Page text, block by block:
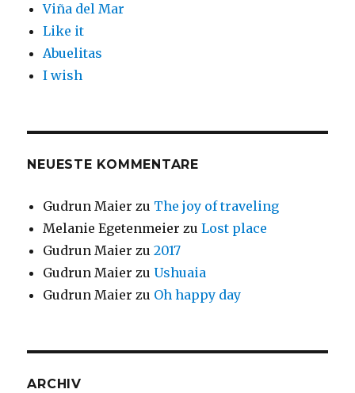
Viña del Mar
Like it
Abuelitas
I wish
NEUESTE KOMMENTARE
Gudrun Maier zu The joy of traveling
Melanie Egetenmeier zuLost place
Gudrun Maier zu2017
Gudrun Maier zuUshuaia
Gudrun Maier zu Oh happy day
ARCHIV